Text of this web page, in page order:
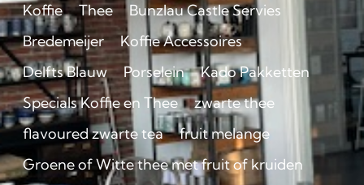
Koffie Thee
Bunzlau Castle Servies
Bredemeijer
Koffie Accessoires
Delfts Blauw
Porselein
Kado Pakketten
Specials Koffie en Thee
zwarte thee
flavoured zwarte tea
fruit melange
Groene of Witte thee met fruit of kruiden